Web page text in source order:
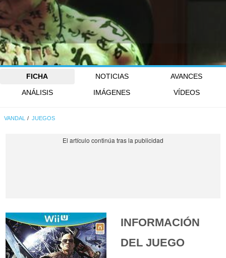
FICHA NOTICIAS
AVANCES
ANÁLISIS
IMÁGENES VÍDEOS
VANDAL JUEGOS
INFORMACIÓN
DEL JUEGO